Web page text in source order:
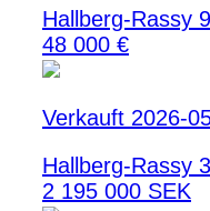
Hallberg-Rassy
48 000 €
Verkauft 2026-
Hallberg-Rassy
2 195 000 SEK